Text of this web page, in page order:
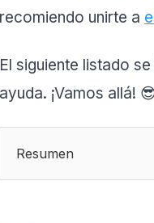
recomiendo unirte a
El siguiente listado
ayuda. ¡Vamos allá!
Resumen